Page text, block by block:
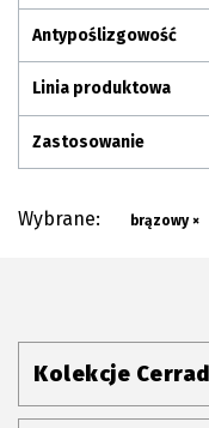
Antypoślizgowość
Linia produktowa
Zastosowanie
Wybrane: brązowy ×
Kolekcje Cerrad